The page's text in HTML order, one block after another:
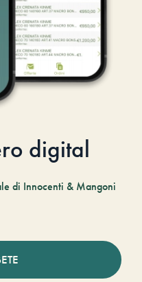
digital
di Innocenti & Mangoni